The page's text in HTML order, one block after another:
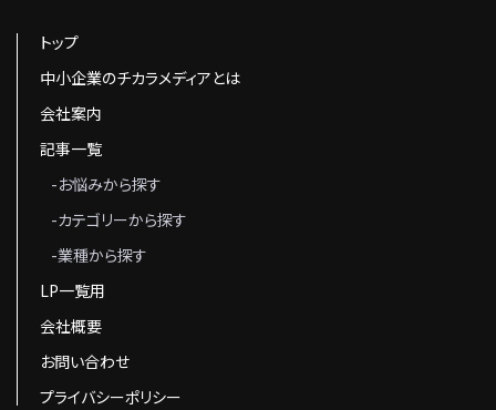
トップ
中小企業のチカラメディアとは
会社案内
記事一覧
-お悩みから探す
-カテゴリーから探す
-業種から探す
LP一覧用
会社概要
お問い合わせ
プライバシーポリシー